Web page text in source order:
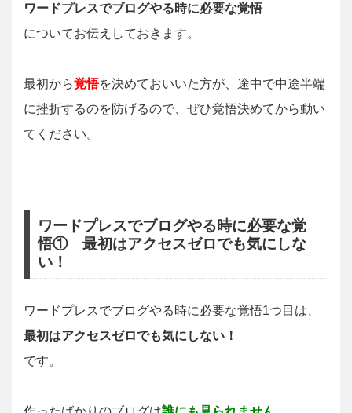
ワードプレスでブログやる時に必要な覚悟
についてお伝えしておきます。
最初から覚悟を決めておいいた方が、途中で中途半端
に挫折するのを防げるので、ぜひ覚悟決めてから動い
てください。
ワードプレスでブログやる時に必要な覚
悟① 最初はアクセスゼロでも気にしな
い！
ワードプレスでブログやる時に必要な覚悟1つ目は、
最初はアクセスゼロでも気にしない！
です。